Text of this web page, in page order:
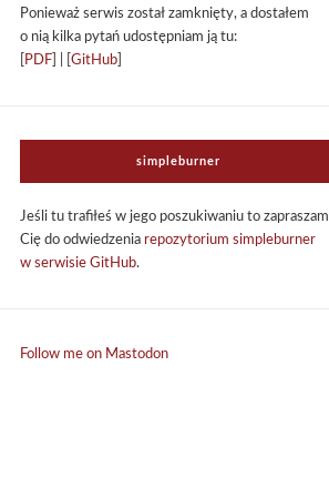
Ponie­waż ser­wis został zamknięty, a dosta­łem
o nią kilka pytań udo­stęp­niam ją tu:
PDF ] | [GitHub
sim­ple­bur­ner
Jeśli tu tra­fi­łeś w jego poszu­ki­wa­niu to zapra­szam
Cię do odwie­dze­nia repo­zy­to­rium sim­ple­bur­ner
w ser­wi­sie GitHub.
Follow me on Mastodon